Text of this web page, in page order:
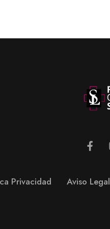
Privacidad Aviso Legal